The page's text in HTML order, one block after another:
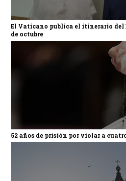
El Vaticano publica el itinerario del
de octubre
52 años de prisión por violar a